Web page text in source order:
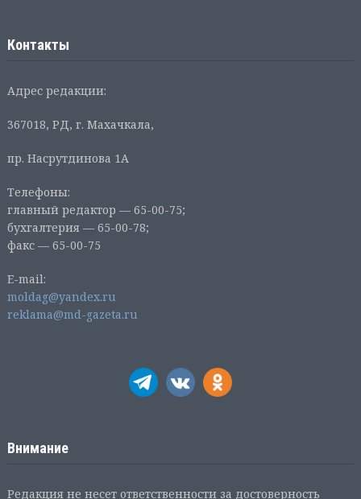
Контакты
Адрес редакции:
367018, РД, г. Махачкала,
пр. Насрутдинова 1А
Телефоны:
главный редактор — 65-00-75;
бухгалтерия — 65-00-78;
факс — 65-00-75
E-mail:
moldag@yandex.ru
reklama@md-gazeta.ru
Внимание
Редакция не несет ответственности за достоверность